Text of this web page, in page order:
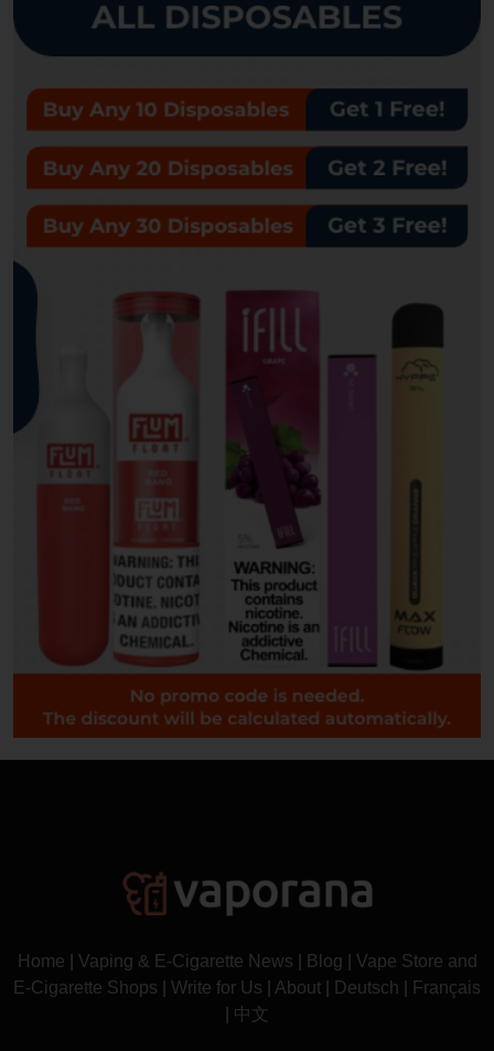
Home Vaping & E-Cigarette News Blog
Vape Store and
E-Cigarette Shops
Write for Us About Deutsch
Français
中文